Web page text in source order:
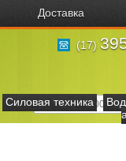
Доставка
(17)
Силовая техника